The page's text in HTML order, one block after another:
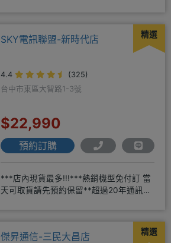
精選
SKY電訊聯盟-新時代店
4.4
(325)
台中市東區大智路1-3號
$22,990
預約訂購
***店內現貨最多!!!***熱銷機型免付訂 當
天可取貨請先預約保留**超過20年通訊經
精選
傑昇通信-三民大昌店